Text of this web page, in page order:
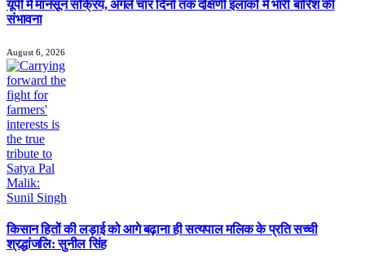
यूपी में मानसून सक्रिय, अगले चार दिनों तक दक्षिणी इलाकों में भारी बारिश की
संभावना
August 6, 2026
किसान हितों की लड़ाई को आगे बढ़ाना ही सत्यपाल मलिक के प्रति सच्ची
श्रद्धांजलि: सुनील सिंह